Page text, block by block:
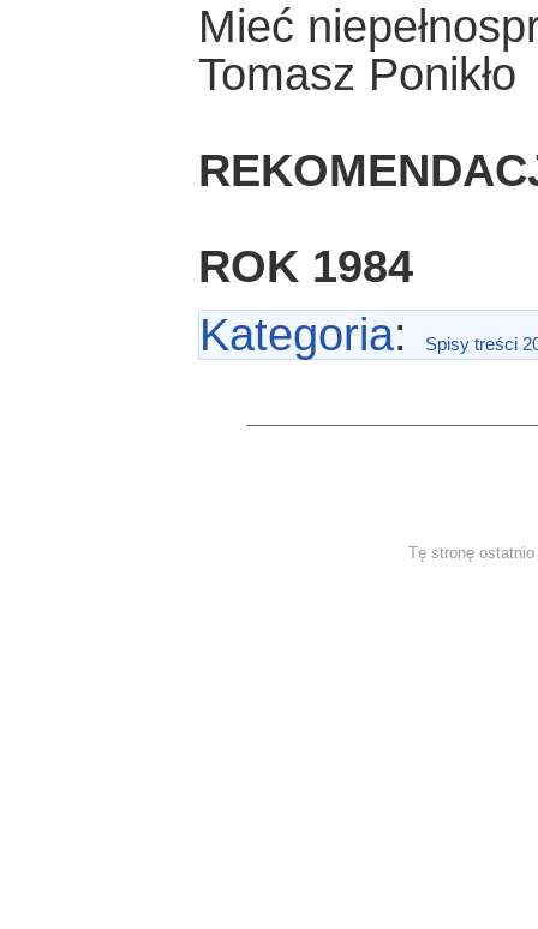
Mieć
Tomasz Ponikło
ROK 1984
Kategoria: Spisy treści
Tę stronę